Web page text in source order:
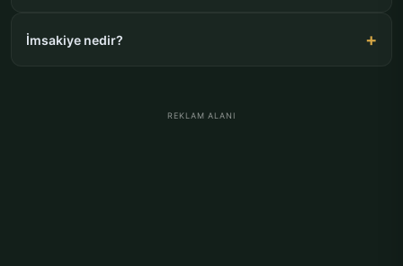
İmsakiye nedir?
REKLAM ALANI